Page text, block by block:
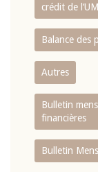
crédit de
Balance des
Autres
Bulletin
financières
Bulletin